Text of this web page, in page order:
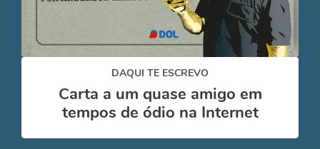
DAQUI TE ESCREVO
Carta a um quase amigo em
tempos de ódio na Internet